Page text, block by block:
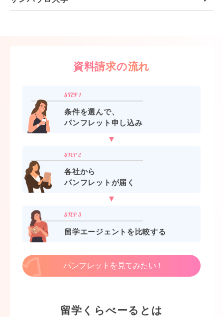
資料請求の流れ
条件を選んで、
パンフレット申し込み
各社から
パンフレットが届く
留学エージェントを比較する
パンフレットを見てみたい！
留学くらべーるとは